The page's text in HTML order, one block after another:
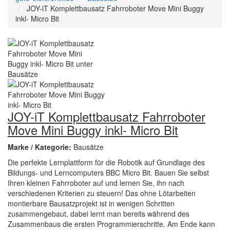
JOY-iT Komplettbausatz Fahrroboter Move Mini Buggy
inkl- Micro Bit
JOY-iT Komplettbausatz Fahrroboter
Move Mini Buggy inkl- Micro Bit
Marke / Kategorie: Bausätze
Die perfekte Lernplattform für die Robotik auf Grundlage des
Bildungs- und Lerncomputers BBC Micro Bit. Bauen Sie selbst
Ihren kleinen Fahrroboter auf und lernen Sie, ihn nach
verschiedenen Kriterien zu steuern! Das ohne Lötarbeiten
montierbare Bausatzprojekt ist in wenigen Schritten
zusammengebaut, dabei lernt man bereits während des
Zusammenbaus die ersten Programmierschritte. Am Ende kann